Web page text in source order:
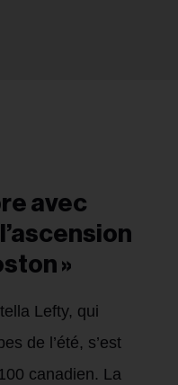
avec
»
Lefty, qui
de l’été, s’est
canadien. La